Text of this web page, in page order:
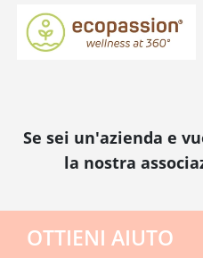
Se sei un'azienda e
la nostra
OTTIENI AIUTO